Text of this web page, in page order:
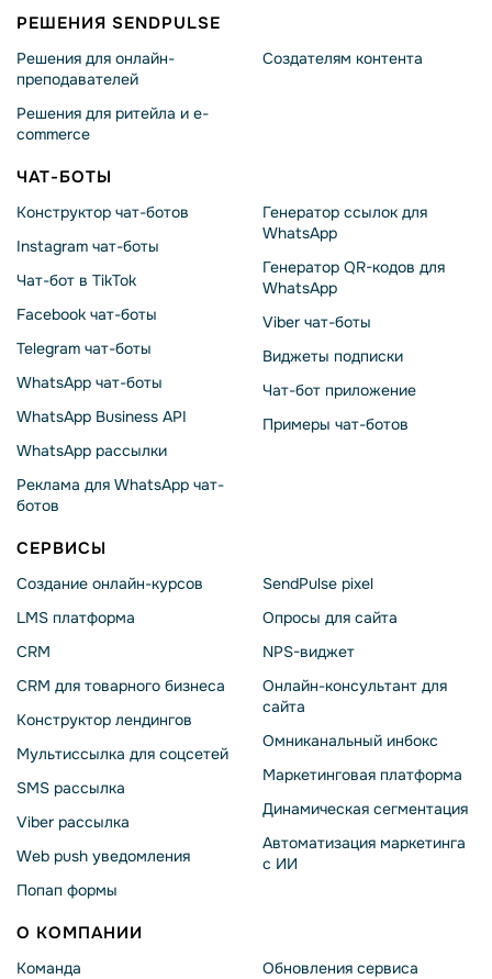
РЕШЕНИЯ SENDPULSE
Решения для онлайн-
преподавателей
Решения для ритейла и e-
commerce
Создателям контента
ЧАТ-БОТЫ
Конструктор чат-ботов
Instagram чат-боты
Чат-бот в TikTok
Facebook чат-боты
Telegram чат-боты
WhatsApp чат-боты
WhatsApp Business API
WhatsApp рассылки
Реклама для WhatsApp чат-
ботов
Генератор ссылок для
WhatsApp
Генератор QR-кодов для
WhatsApp
Viber чат-боты
Виджеты подписки
Чат-бот приложение
Примеры чат-ботов
СЕРВИСЫ
Создание онлайн-курсов
LMS платформа
CRM
CRM для товарного бизнеса
Конструктор лендингов
Мультиссылка для соцсетей
SMS рассылка
Viber рассылка
Web push уведомления
Попап формы
SendPulse pixel
Опросы для сайта
NPS-виджет
Онлайн-консультант для
сайта
Омниканальный инбокс
Маркетинговая платформа
Динамическая сегментация
Автоматизация маркетинга
с ИИ
О КОМПАНИИ
Команда
Обновления сервиса